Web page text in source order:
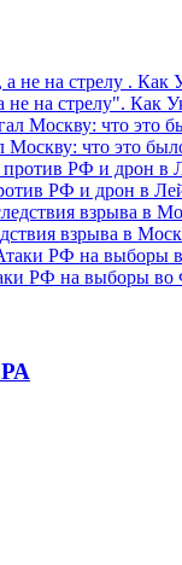
на стрелу". Как
Москву: что это
РФ и дрон в
взрыва в
РФ на выборы